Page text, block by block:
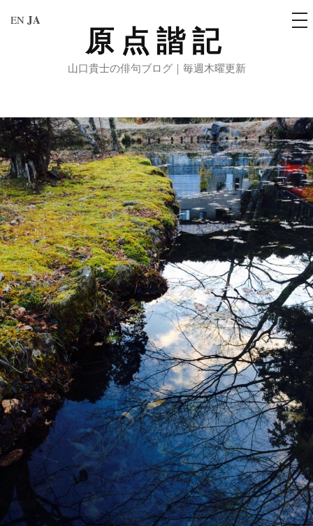
へ
ス
キ
ッ
プ
原点諧記
山口貴士の俳句ブログ｜毎週木曜更新
メ
ニ
EN JA